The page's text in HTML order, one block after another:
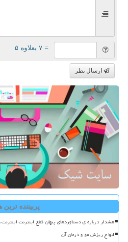
= ۷ بعلاوه ۵
ارسال نظر
پربیننده ترین
هشدار درباره ی دستاوردهای پنهان قطع اینترنت
انواع ریزش مو و درمان آن